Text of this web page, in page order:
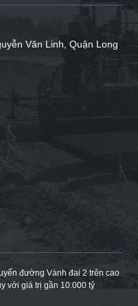
Văn Linh, Quận Long
đường Vành đai 2 trên cao
với giá trị gần 10.000 tỷ